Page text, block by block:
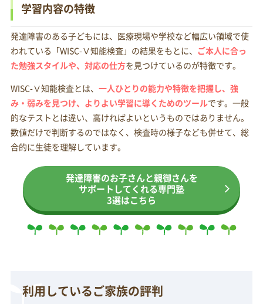
学習内容の特徴
発達障害のある子どもには、医療現場や学校など幅広い領域で使
われている「WISC-Ⅴ知能検査」の結果をもとに、 ご本人に合っ
た勉強スタイルや、対応の仕方を見つけているのが特徴です。
WISC-Ⅴ知能検査とは、 一人ひとりの能力や特徴を把握し、強
み・弱みを見つけ、よりよい学習に導くためのツールです。一般
的なテストとは違い、高ければよいというものではありません。
数値だけで判断するのではなく、検査時の様子なども併せて、総
合的に生徒を理解しています。
発達障害のお子さんと親御さんを
サポートしてくれる専門塾
3選はこちら
利用しているご家族の評判